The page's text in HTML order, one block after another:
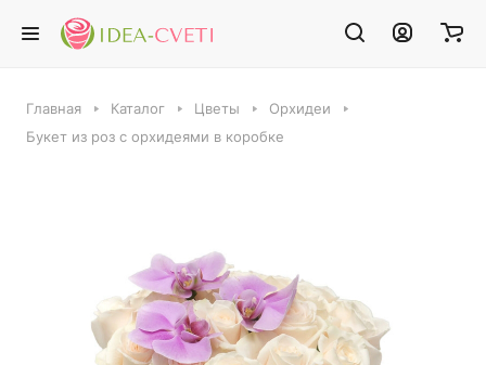
Главная Каталог Цветы
Орхидеи
Букет из роз с орхидеями в коробке